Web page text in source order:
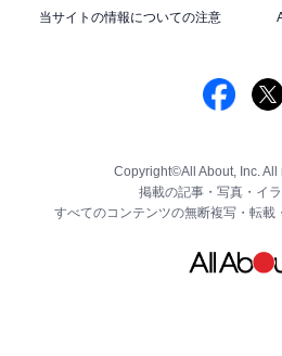
当サイトの情報についての注意
Copyright©All About, Inc. All
掲載の記事・写真・イラ
すべてのコンテンツの無断複写・転載